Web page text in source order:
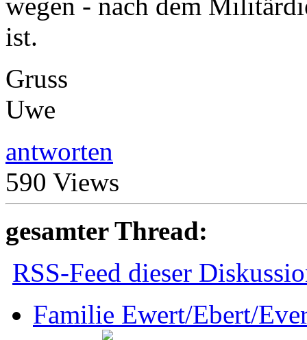
ist.
Gruss
Uwe
antworten
590 Views
gesamter Thread:
RSS-Feed dieser
Familie Ewert/Ebert/